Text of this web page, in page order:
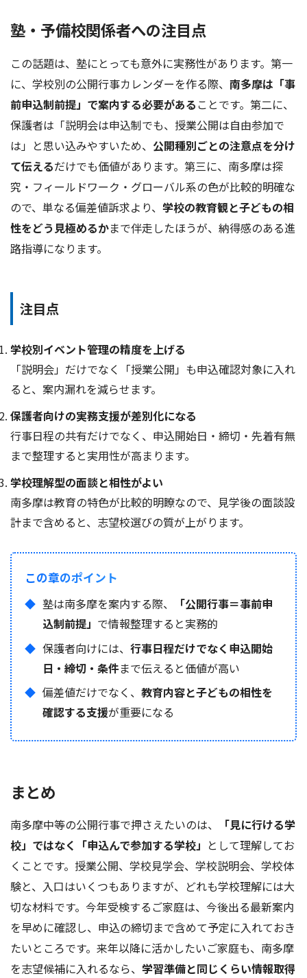
塾・予備校関係者への注目点
この話題は、塾にとっても意外に実務性があります。第一
に、学校別の公開行事カレンダーを作る際、 南多摩は「事
前申込制前提」で案内する必要がある ことです。第二に、
保護者は「説明会は申込制でも、授業公開は自由参加で
は」と思い込みやすいため、 公開種別ごとの注意点を分け
て伝えるだけでも価値があります。第三に、南多摩は探
究・フィールドワーク・グローバル系の色が比較的明確な
ので、単なる偏差値訴求より、 学校の教育観と子どもの相
性をどう見極めるかまで伴走したほうが、納得感のある進
路指導になります。
注目点
学校別イベント管理の精度を上げる
「説明会」だけでなく「授業公開」も申込確認対象に入れ
ると、案内漏れを減らせます。
保護者向けの実務支援が差別化になる
行事日程の共有だけでなく、申込開始日・締切・先着有無
まで整理すると実用性が高まります。
学校理解型の面談と相性がよい
南多摩は教育の特色が比較的明瞭なので、見学後の面談設
計まで含めると、志望校選びの質が上がります。
この章のポイント
塾は南多摩を案内する際、
「公開行事＝事前申
込制前提」 で情報整理すると実務的
保護者向けには、 行事日程だけでなく申込開始
日・締切・条件まで伝えると価値が高い
偏差値だけでなく、 教育内容と子どもの相性を
確認する支援が重要になる
まとめ
南多摩中等の公開行事で押さえたいのは、
「見に行ける学
校」ではなく「申込んで参加する学校」 として理解してお
くことです。授業公開、学校見学会、学校説明会、学校体
験と、入口はいくつもありますが、どれも学校理解には大
切な材料です。今年受検するご家庭は、今後出る最新案内
を早めに確認し、申込の締切まで含めて予定に入れておき
たいところです。来年以降に活かしたいご家庭も、南多摩
を志望候補に入れるなら、 学習準備と同じくらい情報取得